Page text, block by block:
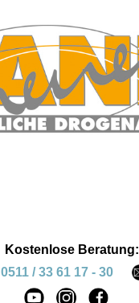
Kostenlose Beratung:
0511 / 33 61 17 - 30